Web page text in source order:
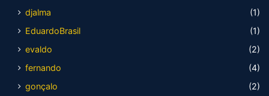
djalma
(1)
EduardoBrasil
(1)
evaldo
(2)
fernando
(4)
gonçalo
(2)